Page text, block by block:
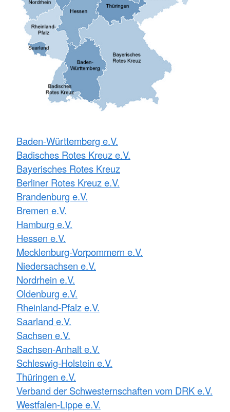
Baden-Württemberg e.V.
Badisches Rotes Kreuz e.V.
Bayerisches Rotes Kreuz
Berliner Rotes Kreuz e.V.
Brandenburg e.V.
Bremen e.V.
Hamburg e.V.
Hessen e.V.
Mecklenburg-Vorpommern e.V.
Niedersachsen e.V.
Nordrhein e.V.
Oldenburg e.V.
Rheinland-Pfalz e.V.
Saarland e.V.
Sachsen e.V.
Sachsen-Anhalt e.V.
Schleswig-Holstein e.V.
Thüringen e.V.
Verband der Schwesternschaften vom DRK e.V.
Westfalen-Lippe e.V.